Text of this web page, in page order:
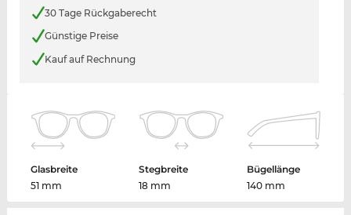
30 Tage Rückgaberecht
Günstige Preise
Kauf auf Rechnung
Glasbreite
51 mm
Stegbreite
18 mm
Bügellänge
140 mm